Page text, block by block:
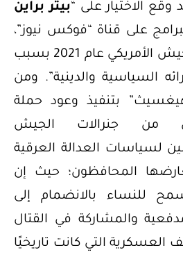
الاختيار على “ بيتر براين
على قناة “فوكس نيوز”،
الذي قال: إنه ترك الجيش الأمريكي عام 2021 بسبب
السياسية والدينية”. ومن
بتنفيذ وعود حملة
من جنرالات الجيش
لسياسات العدالة العرقية
المحافظون؛ حيث إن
للنساء بالانضمام إلى
والمشاركة في القتال
العسكرية التي كانت تاريخيًا